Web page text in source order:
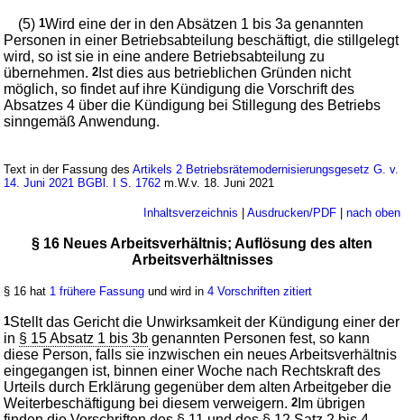
(5)1Wird eine der in den Absätzen 1 bis 3a genannten
Personen in einer Betriebsabteilung beschäftigt, die stillgelegt
wird, so ist sie in eine andere Betriebsabteilung zu
übernehmen.2 Ist dies aus betrieblichen Gründen nicht
möglich, so findet auf ihre Kündigung die Vorschrift des
Absatzes 4 über die Kündigung bei Stillegung des Betriebs
sinngemäß Anwendung.
Text in der Fassung desArtikels 2 Betriebsrätemodernisierungsgesetz G. v.
14. Juni 2021 BGBl. I S. 1762 m.W.v. 18. Juni 2021
Inhaltsverzeichnis | Ausdrucken/PDF| nach oben
§ 16 Neues Arbeitsverhältnis; Auflösung des alten
Arbeitsverhältnisses
§ 16 hat 1 frühere Fassung und wird in4 Vorschriften zitiert
1Stellt das Gericht die Unwirksamkeit der Kündigung einer der
in § 15 Absatz 1 bis 3b genannten Personen fest, so kann
diese Person, falls sie inzwischen ein neues Arbeitsverhältnis
eingegangen ist, binnen einer Woche nach Rechtskraft des
Urteils durch Erklärung gegenüber dem alten Arbeitgeber die
Weiterbeschäftigung bei diesem verweigern.2 Im übrigen